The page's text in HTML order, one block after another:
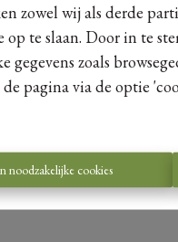
zowel wij als derde
te slaan. Door in te
zoals
pagina via de optie
noodzakelijke cookies